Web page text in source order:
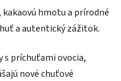
hmotu a prírodné
a autentický zážitok.
s príchuťami ovocia,
nové chuťové